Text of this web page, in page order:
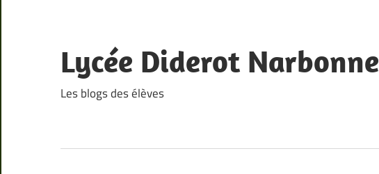
content
Lycée Diderot Narbonne
Les blogs des élèves